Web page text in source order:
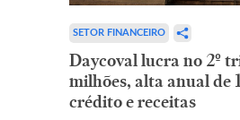
SETOR FINANCEIRO
Daycoval lucra no 2º
milhões, alta anual de
crédito e receitas